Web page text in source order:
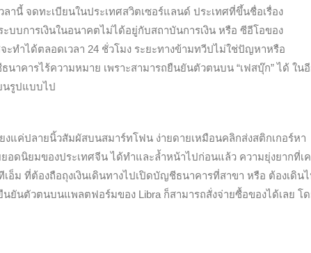
านี้ จดทะเบียนในประเทศสวิตเซอร์แลนด์ ประเทศที่ขึ้นชื่อเรื่อง
บบการเงินในอนาคตไม่ได้อยู่กับสถาบันการเงิน หรือ ซีอีโอของ
ะทำได้ตลอดเวลา 24 ชั่วโมง ระยะทางข้ามทวีปไม่ใช่ปัญหาหรือ
าคารไร้ความหมาย เพราะสามารถยืนยันตัวตนบน “เฟสบุ๊ก” ได้ ใน
นรูปแบบไป
งแค่ปลายนิ้วสัมผัสบนสมาร์ทโฟน ง่ายดายเหมือนคลิกส่งสติกเกอร์หา
อดนิยมของประเทศจีน ได้ทำและล้ำหน้าไปก่อนแล้ว ความยุ่งยากที่เ
อ็ม ที่ต้องถือถุงเงินเดินทางไปเปิดบัญชีธนาคารที่สาขา หรือ ต้องเดิน
นยันตัวตนบนแพลตฟอร์มของ Libra ก็สามารถสั่งจ่ายซื้อของได้เลย โ